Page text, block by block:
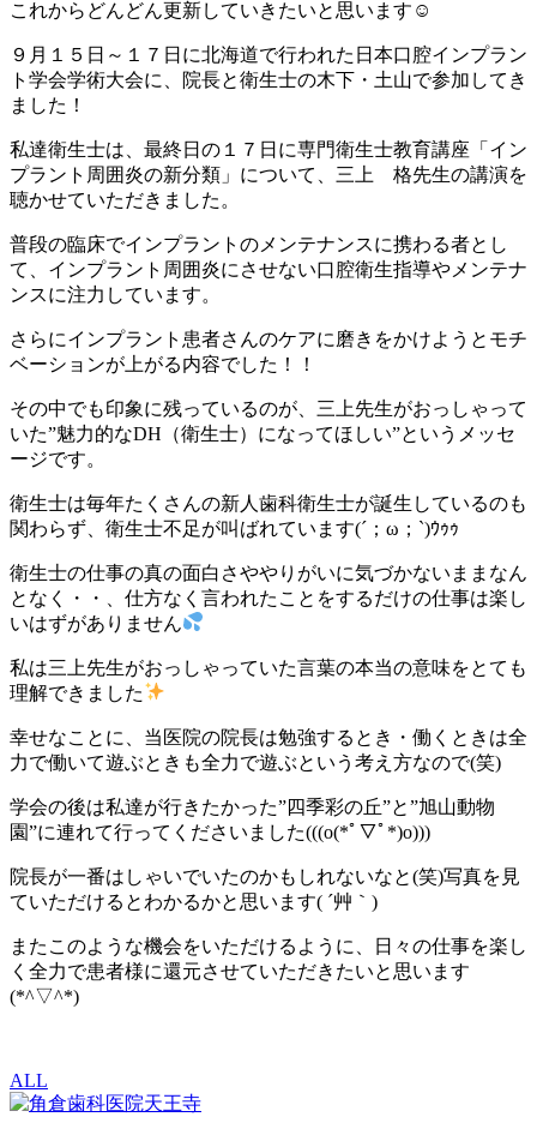
これからどんどん更新していきたいと思います☺
９月１５日～１７日に北海道で行われた日本口腔インプラン
ト学会学術大会に、院長と衛生士の木下・土山で参加してき
ました！
私達衛生士は、最終日の１７日に専門衛生士教育講座「イン
プラント周囲炎の新分類」について、三上 格先生の講演を
聴かせていただきました。
普段の臨床でインプラントのメンテナンスに携わる者とし
て、インプラント周囲炎にさせない口腔衛生指導やメンテナ
ンスに注力しています。
さらにインプラント患者さんのケアに磨きをかけようとモチ
ベーションが上がる内容でした！！
その中でも印象に残っているのが、三上先生がおっしゃって
いた”魅力的なDH（衛生士）になってほしい”というメッセ
ージです。
衛生士は毎年たくさんの新人歯科衛生士が誕生しているのも
関わらず、衛生士不足が叫ばれています(´；ω；`)ｳｩｩ
衛生士の仕事の真の面白さややりがいに気づかないままなん
となく・・、仕方なく言われたことをするだけの仕事は楽し
いはずがありません
私は三上先生がおっしゃっていた言葉の本当の意味をとても
理解できました
幸せなことに、当医院の院長は勉強するとき・働くときは全
力で働いて遊ぶときも全力で遊ぶという考え方なので(笑)
学会の後は私達が行きたかった”四季彩の丘”と”旭山動物
園”に連れて行ってくださいました(((o(*ﾟ▽ﾟ*)o)))
院長が一番はしゃいでいたのかもしれないなと(笑)写真を見
ていただけるとわかるかと思います( ´艸｀)
またこのような機会をいただけるように、日々の仕事を楽し
く全力で患者様に還元させていただきたいと思います
(*^▽^*)
ALL